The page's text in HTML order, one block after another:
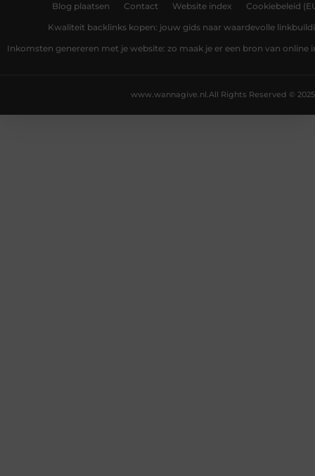
Blog plaatsen Contact Website index Cookiebeleid
Kwaliteit backlinks kopen: jouw gids naar waardevolle
Inkomsten genereren met je website: zo maak je er een bron van online
All Rights Reserved © 2025
www.wannagive.nl.